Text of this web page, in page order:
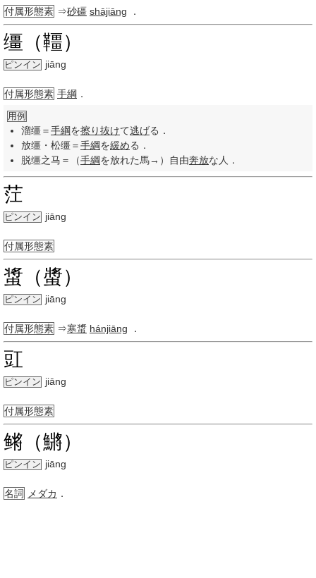
付属形態素 ⇒砂礓 shājiāng ．
缰（韁）
ピンイン jiāng
付属形態素 手綱 ．
用例
溜缰＝手綱を擦り抜けて逃げる．
放缰・松缰＝手綱を緩める．
脱缰之马＝（手綱を放れた馬→）自由奔放な人．
茳
ピンイン jiāng
付属形態素
螀（螿）
ピンイン jiāng
付属形態素 ⇒寒螀 hánjiāng ．
豇
ピンイン jiāng
付属形態素
鳉（鱂）
ピンイン jiāng
名詞 メダカ ．